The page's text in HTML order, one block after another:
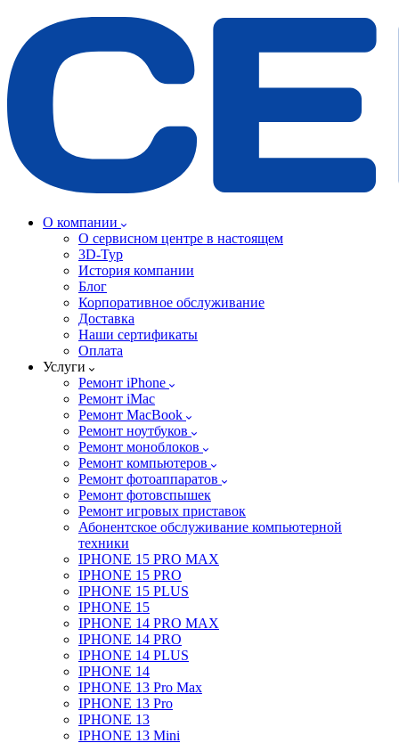
О компании
О сервисном центре в настоящем
3D-Тур
История компании
Блог
Корпоративное обслуживание
Доставка
Наши сертификаты
Оплата
Услуги
Ремонт iPhone
Ремонт iMac
Ремонт MacBook
Ремонт ноутбуков
Ремонт моноблоков
Ремонт компьютеров
Ремонт фотоаппаратов
Ремонт фотовспышек
Ремонт игровых приставок
Абонентское обслуживание компьютерной
техники
IPHONE 15 PRO MAX
IPHONE 15 PRO
IPHONE 15 PLUS
IPHONE 15
IPHONE 14 PRO MAX
IPHONE 14 PRO
IPHONE 14 PLUS
IPHONE 14
IPHONE 13 Pro Max
IPHONE 13 Pro
IPHONE 13
IPHONE 13 Mini